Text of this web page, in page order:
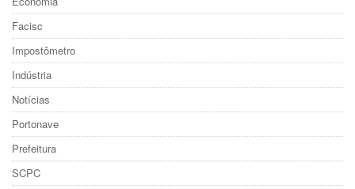
Facisc
Impostômetro
Indústria
Notícias
Portonave
Prefeitura
SCPC